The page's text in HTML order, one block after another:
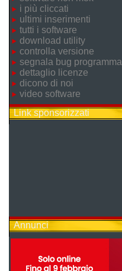
i più cliccati
ultimi inserimenti
tutti i software
download utility
controlla versione
segnala bug programma
dettaglio licenze
dicono di noi
video software
Link sponsorizzati
Annunci